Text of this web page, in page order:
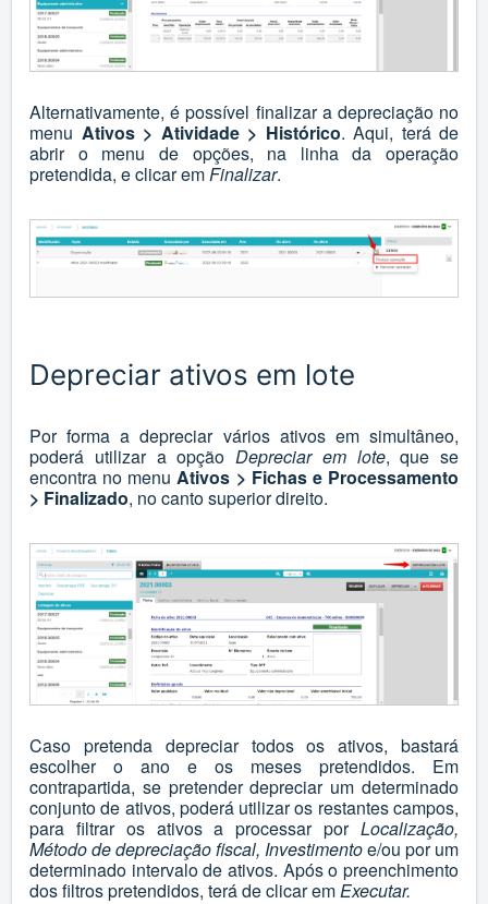
Alternativamente, é possível finalizar a depreciação no
menu Ativos > Atividade > Histórico. Aqui, terá de
abrir o menu de opções, na linha da operação
pretendida, e clicar emFinalizar.
Depreciar ativos em lote
Por forma a depreciar vários ativos em simultâneo,
poderá utilizar a opção Depreciar em lote, que se
encontra no menu Ativos > Fichas e Processamento
> Finalizado, no canto superior direito.
Caso pretenda depreciar todos os ativos, bastará
escolher o ano e os meses pretendidos. Em
contrapartida, se pretender depreciar um determinado
conjunto de ativos, poderá utilizar os restantes campos,
para filtrar os ativos a processar por Localização,
Método de depreciação fiscal, Investimentoe/ou por um
determinado intervalo de ativos. Após o preenchimento
dos filtros pretendidos, terá de clicar emExecutar.